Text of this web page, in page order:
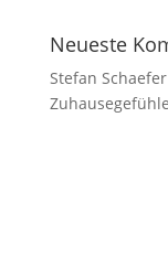
Neueste
Stefan Schaefer